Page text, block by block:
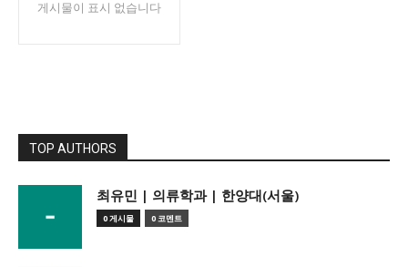
게시물이 표시 없습니다
TOP AUTHORS
­최유민 | 의류학과 | 한양대(서울)
0 게시물 0 코멘트